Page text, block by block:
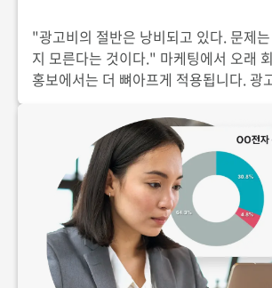
"광고비의 절반은 낭비되고 있다. 문제
지 모른다는 것이다." 마케팅에서 오래
홍보에서는 더 뼈아프게 적용됩니다. 광
이 아니어서 투입과 산출의 관계가 한층